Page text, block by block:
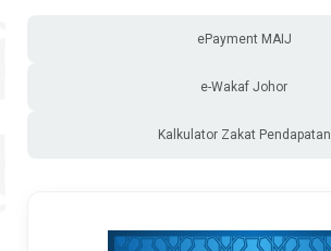
ePayment MAIJ
e-Wakaf Johor
Kalkulator Zakat Pendapatan